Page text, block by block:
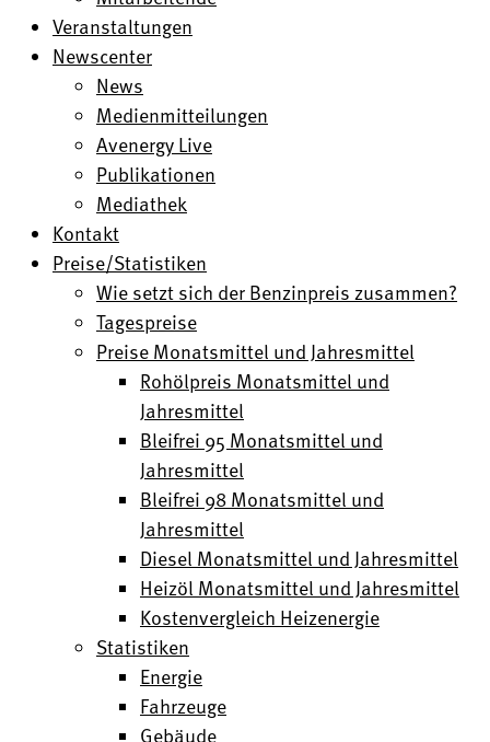
Veranstaltungen
Newscenter
News
Medienmitteilungen
Avenergy Live
Publikationen
Mediathek
Kontakt
Preise/Statistiken
Wie setzt sich der Benzinpreis zusammen?
Tagespreise
Preise Monatsmittel und Jahresmittel
Rohölpreis Monatsmittel und
Jahresmittel
Bleifrei 95 Monatsmittel und
Jahresmittel
Bleifrei 98 Monatsmittel und
Jahresmittel
Diesel Monatsmittel und Jahresmittel
Heizöl Monatsmittel und Jahresmittel
Kostenvergleich Heizenergie
Statistiken
Energie
Fahrzeuge
Gebäude